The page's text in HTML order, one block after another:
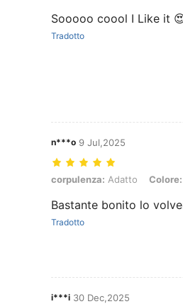
Sooooo coool I Like it
Tradotto
n***o 9 Jul,2025
corpulenza: Adatto, Colore:
corpulenza: Adatto Colore:
Bastante bonito lo
Tradotto
i***i 30 Dec,2025